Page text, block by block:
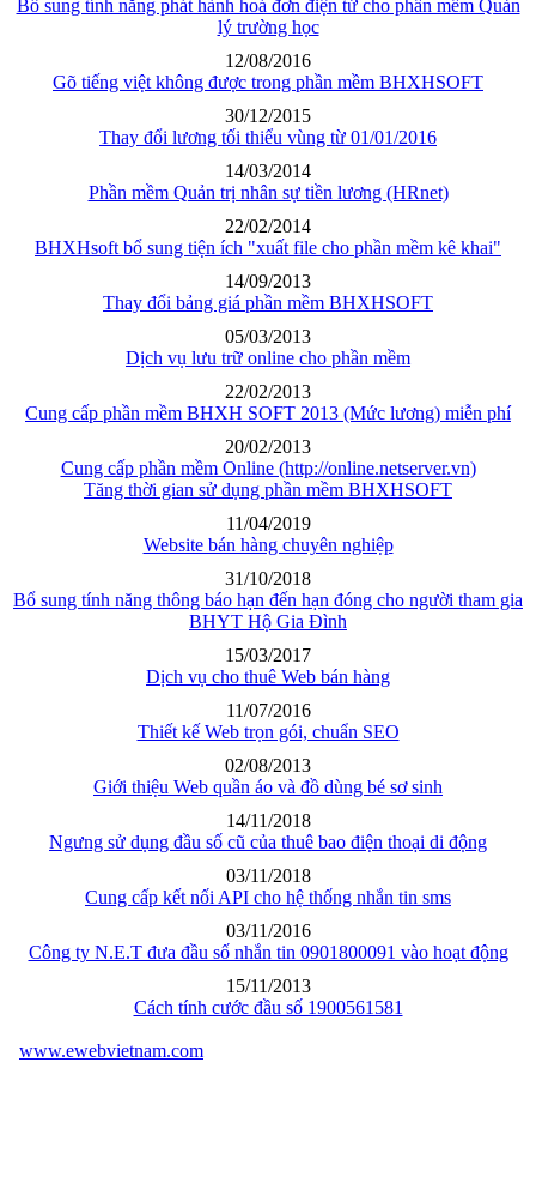
Bổ sung tính năng phát hành hoá đơn điện tử cho phần mềm Quản
lý trường học
12/08/2016
Gõ tiếng việt không được trong phần mềm BHXHSOFT
30/12/2015
Thay đổi lương tối thiểu vùng từ 01/01/2016
14/03/2014
Phần mềm Quản trị nhân sự tiền lương (HRnet)
22/02/2014
BHXHsoft bổ sung tiện ích "xuất file cho phần mềm kê khai"
14/09/2013
Thay đổi bảng giá phần mềm BHXHSOFT
05/03/2013
Dịch vụ lưu trữ online cho phần mềm
22/02/2013
Cung cấp phần mềm BHXH SOFT 2013 (Mức lương) miễn phí
20/02/2013
Cung cấp phần mềm Online (http://online.netserver.vn)
Tăng thời gian sử dụng phần mềm BHXHSOFT
11/04/2019
Website bán hàng chuyên nghiệp
31/10/2018
Bổ sung tính năng thông báo hạn đến hạn đóng cho người tham gia
BHYT Hộ Gia Đình
15/03/2017
Dịch vụ cho thuê Web bán hàng
11/07/2016
Thiết kế Web trọn gói, chuẩn SEO
02/08/2013
Giới thiệu Web quần áo và đồ dùng bé sơ sinh
14/11/2018
Ngưng sử dụng đầu số cũ của thuê bao điện thoại di động
03/11/2018
Cung cấp kết nối API cho hệ thống nhắn tin sms
03/11/2016
Công ty N.E.T đưa đầu số nhắn tin 0901800091 vào hoạt động
15/11/2013
Cách tính cước đầu số 1900561581